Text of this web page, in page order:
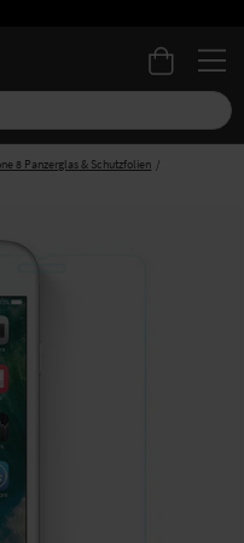
8 Panzerglas & Schutzfolien